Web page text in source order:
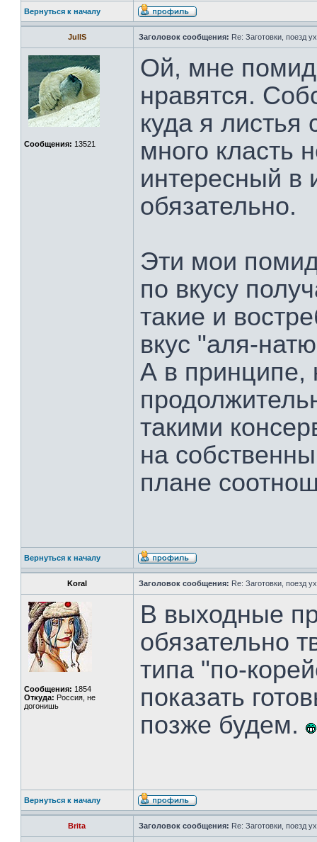
Вернуться к началу
JullS Заголовок сообщения: Re: Заготовки, поезд
Сообщения: 13521
Ой, мне
нравятся.
куда я листья
много класть
интересный в
обязательно.
Эти мои
по вкусу
такие и
вкус "аля-
А в принципе,
такими
на
плане
Вернуться к началу
Koral Заголовок сообщения: Re: Заготовки, поезд
Сообщения: 1854
Откуда: Россия, не
догонишь
В выходные
обязательно
типа "по-
показать
позже будем.
Вернуться к началу
Brita Заголовок сообщения: Re: Заготовки, поезд